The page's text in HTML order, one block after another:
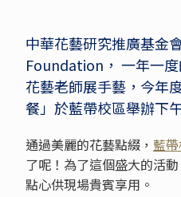
中華花藝研究推廣基金
Foundation， 一年一
花藝老師展手藝，今
餐」於藍帶校區舉辦下
通過美麗的花藝點綴， 藍
了呢！為了這個盛大的活
點心供現場貴賓享用。